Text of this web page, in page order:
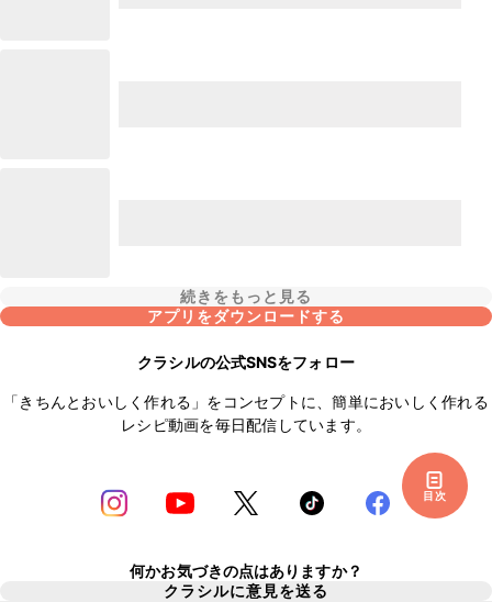
目次
続きをもっと見る
アプリをダウンロードする
クラシルの公式SNSをフォロー
「きちんとおいしく作れる」をコンセプトに、簡単においしく作れる
レシピ動画を毎日配信しています。
何かお気づきの点はありますか？
クラシルに意見を送る